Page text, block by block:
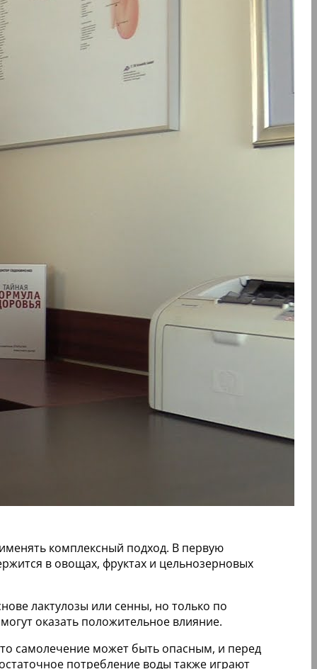
комплексный подход. В первую
в овощах, фруктах и цельнозерновых
лактулозы или сенны, но только по
оказать положительное влияние.
самолечение может быть опасным, и перед
потребление воды также играют